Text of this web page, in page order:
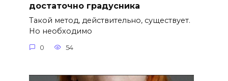
достаточно градусника
Такой метод, действительно, существует.
Но необходимо
0 54